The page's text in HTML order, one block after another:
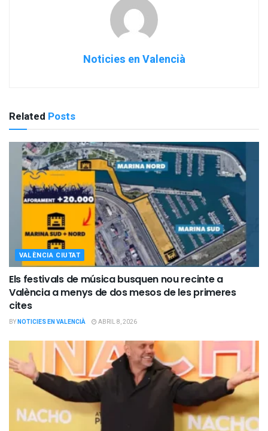
Noticies en Valencià
Related Posts
VALÈNCIA CIUTAT
Els festivals de música busquen nou recinte a
València a menys de dos mesos de les primeres
cites
BYNOTICIES EN VALENCIÀ ABRIL 8, 2026